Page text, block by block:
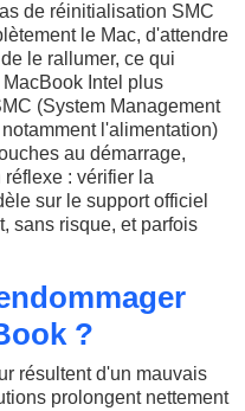
de réinitialisation SMC
le Mac, d'attendre
le rallumer, ce qui
Intel plus
(System Management
l'alimentation)
au démarrage,
: vérifier la
sur le support officiel
sans risque, et parfois
?
résultent d'un mauvais
prolongent nettement